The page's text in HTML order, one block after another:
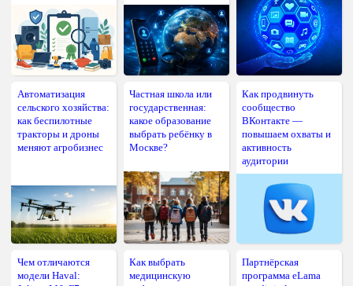
Автоматизация
сельского хозяйства:
как беспилотные
тракторы и дроны
меняют агробизнес
Частная школа или
государственная:
какое образование
выбрать ребёнку в
Москве?
Как продвинуть
сообщество
ВКонтакте —
повышаем охваты и
активность
аудитории
Чем отличаются
модели Haval:
Как выбрать
медицинскую
Партнёрская
программа eLama